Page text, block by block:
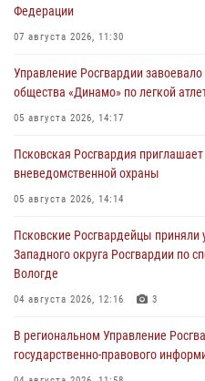
Федерации
07 августа 2026, 11:30
Управление Росгвардии
общества «Динамо» по легкой
05 августа 2026, 14:17
Псковская Росгвардия
вневедомственной охраны
05 августа 2026, 14:14
Псковские Росгвардейцы приняли
Западного округа Росгвардии по
Вологде
04 августа 2026, 12:16 3
В региональном Управление
государственно-правового